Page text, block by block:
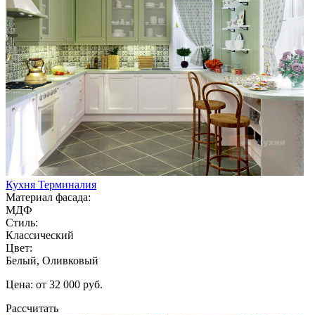
Кухня Терминалия
Материал фасада:
МДФ
Стиль:
Классический
Цвет:
Белый, Оливковый
Цена: от 32 000 руб.
Рассчитать